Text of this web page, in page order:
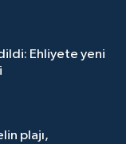
Ehliyete yeni
plajı,